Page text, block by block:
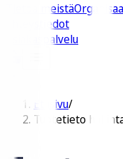
Tietoa meistä
Yhteystiedot
Asiakaspalvelu
Etusivu/
Tuotetieto